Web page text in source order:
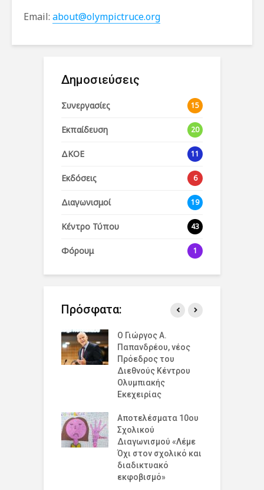
Email: about@olympictruce.org
Δημοσιεύσεις
Συνεργασίες 15
Εκπαίδευση 20
ΔΚΟΕ 11
Εκδόσεις 6
Διαγωνισμοί 19
Κέντρο Τύπου 43
Φόρουμ 1
Πρόσφατα:
Ο Γιώργος Α.
Παπανδρέου, νέος
Πρόεδρος του
Διεθνούς Κέντρου
Ολυμπιακής
Εκεχειρίας
Αποτελέσματα 10ου
Σχολικού
Διαγωνισμού «Λέμε
Όχι στον σχολικό και
διαδικτυακό
εκφοβισμό»